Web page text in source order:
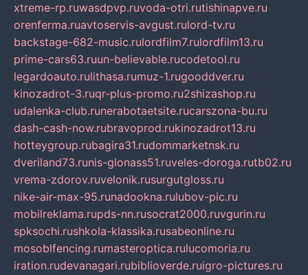
xtreme-rp.ruwasdpvp.ruvoda-otri.rutishinapve.ru
orenferma.ruavtoservis-avgust.rulord-tv.ru
backstage-682-music.rulordfilm7.rulordfilm13.ru
prime-cars63.ruun-believable.rucodetool.ru
legardoauto.rulithasa.rumuz-1.rugooddver.ru
kinozadrot-3.ruqr-plus-promo.ru2shizashop.ru
udalenka-club.runerabotaetsite.rucarszona-bu.ru
dash-cash-now.rubravoprod.rukinozadrot13.ru
hotteygroup.rubagira31.rudommarketnsk.ru
dveriland73.runis-glonass51.ruveles-doroga.rutb02.ru
vrema-zdorov.ruvelonik.rusurgutgloss.ru
nike-air-max-95.runadookna.rulubov-pic.ru
mobilreklama.rupds-nn.rusocrat2000.ruvgurin.ru
spksochi.rushkola-klassika.rusabeonline.ru
mosoblfencing.rumasteroptica.rulucomoria.ru
iration.rudevanagari.rubiblioverde.ruigro-pictures.ru